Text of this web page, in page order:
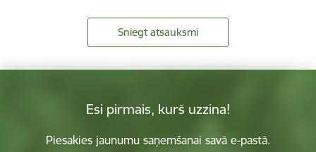
Sniegt atsauksmi
Esi pirmais, kurš uzzina!
Piesakies jaunumu saņemšanai savā e-pastā.